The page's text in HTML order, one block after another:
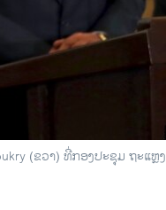
(ຂວາ) ທີ່ກອງປະຊຸມ ຖະແຫຼງ